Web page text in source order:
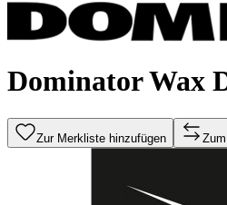
Dominator Wax
Zur Merkliste hinzufügen